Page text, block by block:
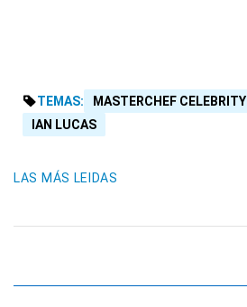
TEMAS: MASTERCHEF CELEBRITY
IAN LUCAS
LAS MÁS LEIDAS